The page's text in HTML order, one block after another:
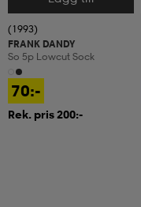
(1993)
FRANK DANDY
So 5p Lowcut Sock
70:-
Rek. pris 200:-